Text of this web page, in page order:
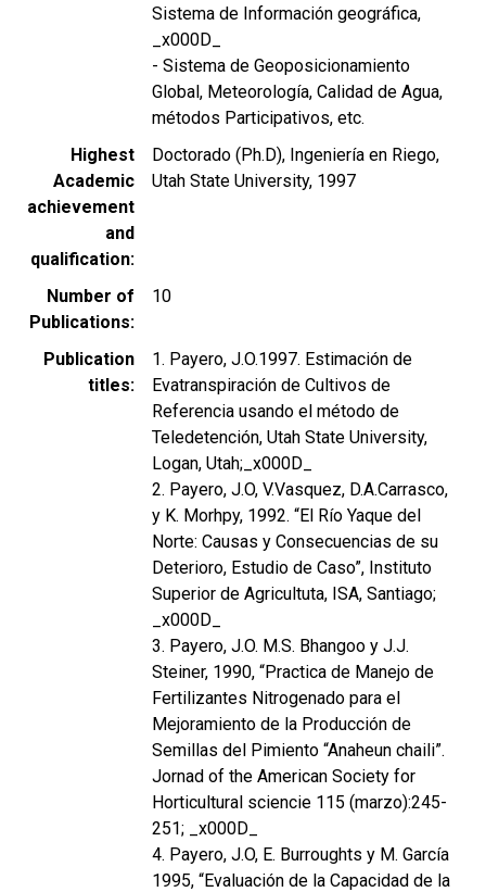
Sistema de Información geográfica,
_x000D_
- Sistema de Geoposicionamiento
Global, Meteorología, Calidad de Agua,
métodos Participativos, etc.
Highest
Academic
achievement
and
qualification
Doctorado (Ph.D), Ingeniería en Riego,
Utah State University, 1997
Number of
Publications
10
Publication
titles
1. Payero, J.O.1997. Estimación de
Evatranspiración de Cultivos de
Referencia usando el método de
Teledetención, Utah State University,
Logan, Utah;_x000D_
2. Payero, J.O, V.Vasquez, D.A.Carrasco,
y K. Morhpy, 1992. “El Río Yaque del
Norte: Causas y Consecuencias de su
Deterioro, Estudio de Caso”, Instituto
Superior de Agricultuta, ISA, Santiago;
_x000D_
3. Payero, J.O. M.S. Bhangoo y J.J.
Steiner, 1990, “Practica de Manejo de
Fertilizantes Nitrogenado para el
Mejoramiento de la Producción de
Semillas del Pimiento “Anaheun chaili”.
Jornad of the American Society for
Horticultural sciencie 115 (marzo):245-
251; _x000D_
4. Payero, J.O, E. Burroughts y M. García
1995, “Evaluación de la Capacidad de la